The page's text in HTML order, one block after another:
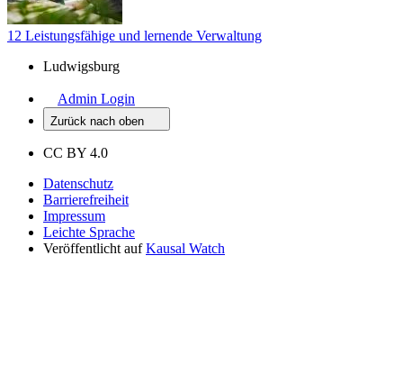
12 Leistungsfähige und lernende Verwaltung
Ludwigsburg
Admin Login
Zurück nach oben
CC BY 4.0
Datenschutz
Barrierefreiheit
Impressum
Leichte Sprache
Veröffentlicht auf Kausal Watch